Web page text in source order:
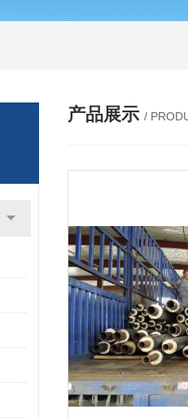
产品展示 /